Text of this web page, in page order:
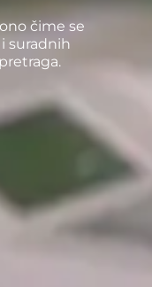
čime se
suradnih